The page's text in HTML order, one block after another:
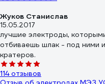
Жуков Станислав
15.05.2017
лучшие электроды,
отбиваешь шлак - под ними
кратеров.
114 отзывов